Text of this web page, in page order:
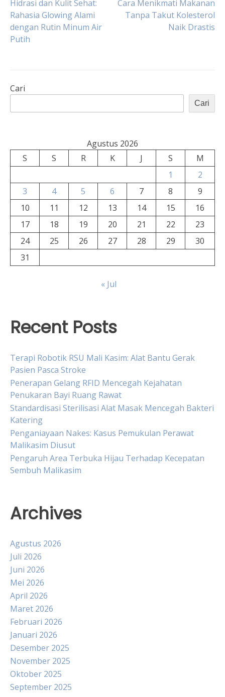
Navigasi
pos
Hidrasi dan Kulit Sehat:
Rahasia Glowing Alami
dengan Rutin Minum Air
Putih
Cara Menikmati Makanan
Tanpa Takut Kolesterol
Naik Drastis
Cari
Cari
Agustus 2026
S
S R K J S
M
1
2
3
4 5 6 7 8
9
10
11 12 13 14 15
16
17
18 19 20 21 22
23
24
25 26 27 28 29
30
31
« Jul
Recent Posts
Terapi Robotik RSU Mali Kasim: Alat Bantu Gerak
Pasien Pasca Stroke
Penerapan Gelang RFID Mencegah Kejahatan
Penukaran Bayi Ruang Rawat
Standardisasi Sterilisasi Alat Masak Mencegah Bakteri
Katering
Penganiayaan Nakes: Kasus Pemukulan Perawat
Malikasim Diusut
Pengaruh Area Terbuka Hijau Terhadap Kecepatan
Sembuh Malikasim
Archives
Agustus 2026
Juli 2026
Juni 2026
Mei 2026
April 2026
Maret 2026
Februari 2026
Januari 2026
Desember 2025
November 2025
Oktober 2025
September 2025